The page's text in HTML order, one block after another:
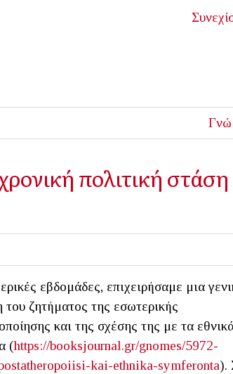
πολιτική στάση
εβδομάδες, επιχειρήσαμε μια
του ζητήματος της εσωτερικής
και της σχέσης της με τα
(https://booksjournal.gr/gnomes/5972-
kai-ethnika-symferonta).